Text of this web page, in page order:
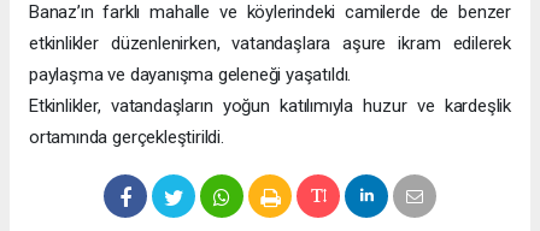
Banaz’ın farklı mahalle ve köylerindeki camilerde de benzer
etkinlikler düzenlenirken, vatandaşlara aşure ikram edilerek
paylaşma ve dayanışma geleneği yaşatıldı.
Etkinlikler, vatandaşların yoğun katılımıyla huzur ve kardeşlik
ortamında gerçekleştirildi.